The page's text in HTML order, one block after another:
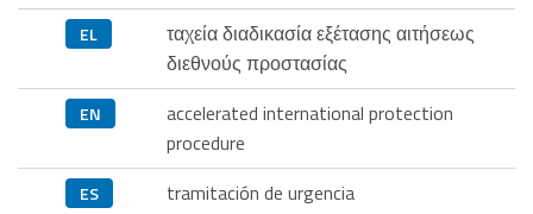
EL
ταχεία διαδικασία εξέτασης αιτήσεως
διεθνούς προστασίας
EN
accelerated international protection
procedure
ES tramitación de urgencia